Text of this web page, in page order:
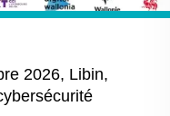
2026, Libin,